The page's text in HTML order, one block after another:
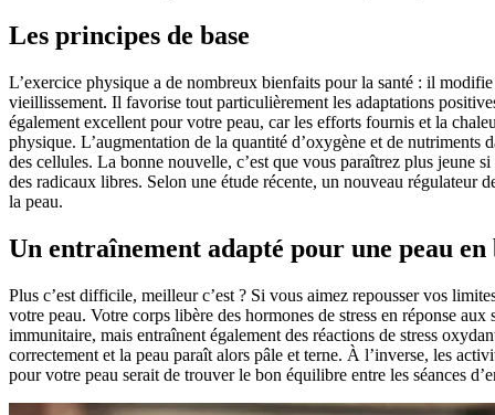
Les principes de base
L’exercice physique a de nombreux bienfaits pour la santé : il
vieillissement. Il favorise tout particulièrement les adaptations
également excellent pour votre peau, car les efforts fournis et la
physique. L’augmentation de la quantité d’oxygène et de
des cellules. La bonne nouvelle, c’est que vous paraîtrez plus jeune
des radicaux libres. Selon une étude récente, un nouveau régulateur
la peau.
Un entraînement adapté pour une peau en
Plus c’est difficile, meilleur c’est ? Si vous aimez repousser vos
votre peau. Votre corps libère des hormones de stress en réponse
immunitaire, mais entraînent également des réactions de stress
correctement et la peau paraît alors pâle et terne. À l’inverse, les
pour votre peau serait de trouver le bon équilibre entre les séances